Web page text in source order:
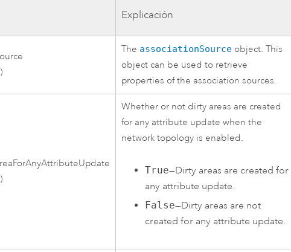
Explicación
The associationSource object. This
object can be used to retrieve
properties of the association sources.
Whether or not dirty areas are created
for any attribute update when the
network topology is enabled.
True—Dirty areas are created for
any attribute update.
False—Dirty areas are not
created for any attribute update.